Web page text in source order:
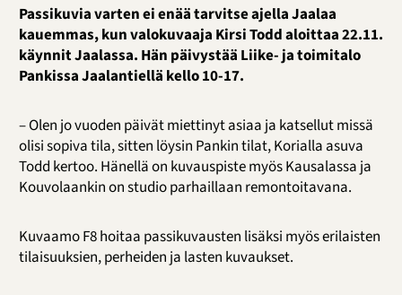
Passikuvia varten ei enää tarvitse ajella Jaalaa
kauemmas, kun valokuvaaja Kirsi Todd aloittaa 22.11.
käynnit Jaalassa. Hän päivystää Liike- ja toimitalo
Pankissa Jaalantiellä kello 10-17.
– Olen jo vuoden päivät miettinyt asiaa ja katsellut missä
olisi sopiva tila, sitten löysin Pankin tilat, Korialla asuva
Todd kertoo. Hänellä on kuvauspiste myös Kausalassa ja
Kouvolaankin on studio parhaillaan remontoitavana.
Kuvaamo F8 hoitaa passikuvausten lisäksi myös erilaisten
tilaisuuksien, perheiden ja lasten kuvaukset.